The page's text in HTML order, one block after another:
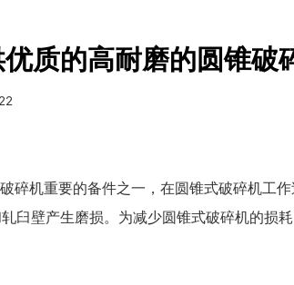
质的高耐磨的圆锥破
碎机重要的备件之一，在圆锥式破碎机工作
臼壁产生磨损。为减少圆锥式破碎机的损